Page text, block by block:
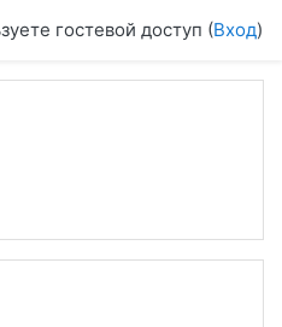
гостевой доступ (Вход)